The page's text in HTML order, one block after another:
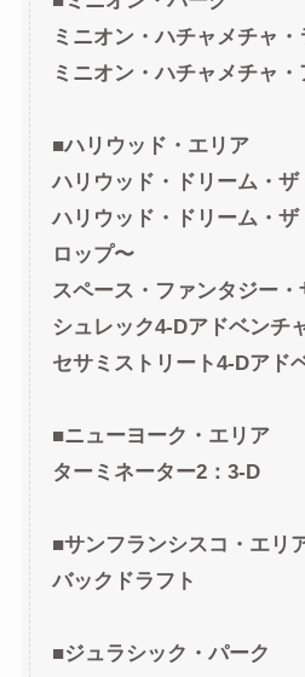
ミニオン・ハチャメチャ・
ミニオン・ハチャメチャ・
■ハリウッド・エリア
ハリウッド・ドリーム・ザ
ハリウッド・ドリーム・
ロップ〜
スペース・ファンタジー・
シュレック4-Dアドベンチ
セサミストリート4-Dアド
■ニューヨーク・エリア
ターミネーター2：3-D
■サンフランシスコ・エリ
バックドラフト
■ジュラシック・パーク